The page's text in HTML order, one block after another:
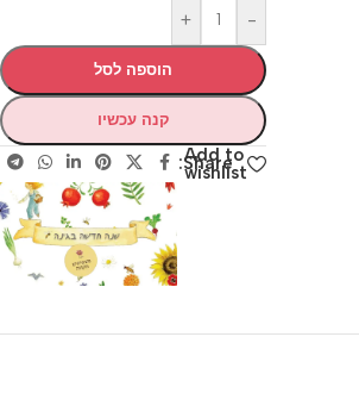
-
+
הוספה לסל
קנה עכשיו
Add to
wishlist
Share: